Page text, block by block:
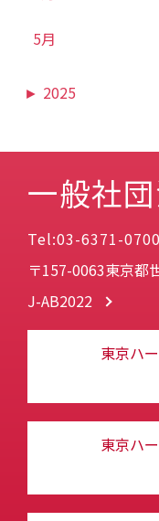
5月
► 2025
一般社
Tel:03-6371-0700
〒157-0063東京都
J-AB2022
東京ハ
東京ハ